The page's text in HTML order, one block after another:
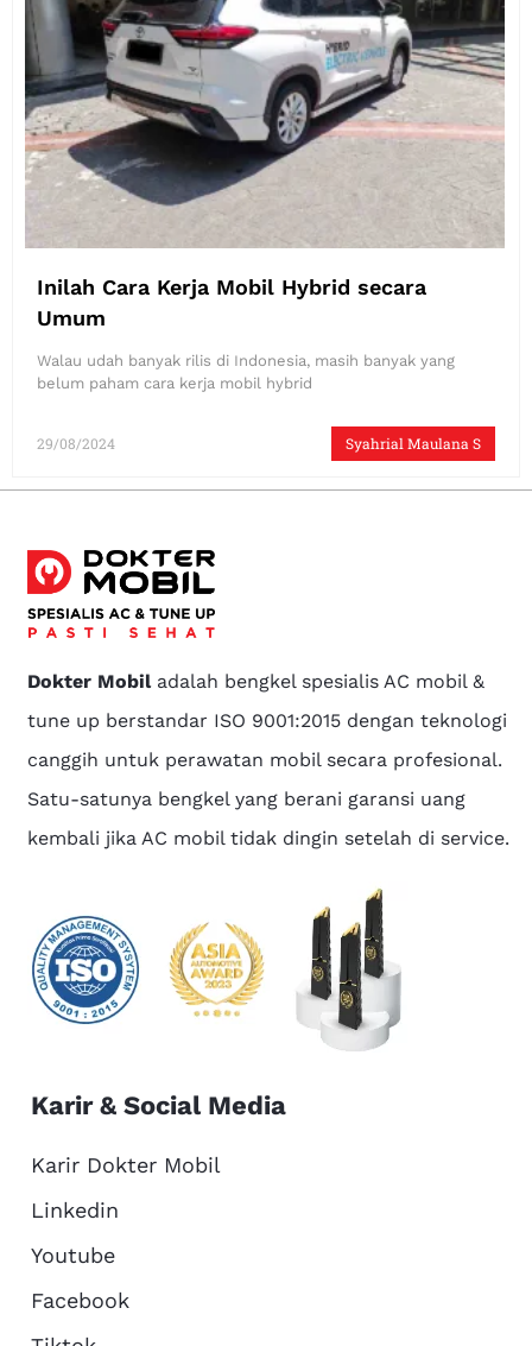
Inilah Cara Kerja Mobil Hybrid secara
Umum
Syahrial Maulana S
29/08/2024
Walau udah banyak rilis di Indonesia, masih banyak yang
belum paham cara kerja mobil hybrid
Dokter Mobiladalah bengkel spesialis AC mobil &
tune up berstandar ISO 9001:2015 dengan teknologi
canggih untuk perawatan mobil secara profesional.
Satu-satunya bengkel yang berani garansi uang
kembali jika AC mobil tidak dingin setelah di service.
Karir & Social Media
Karir Dokter Mobil
Linkedin
Youtube
Facebook